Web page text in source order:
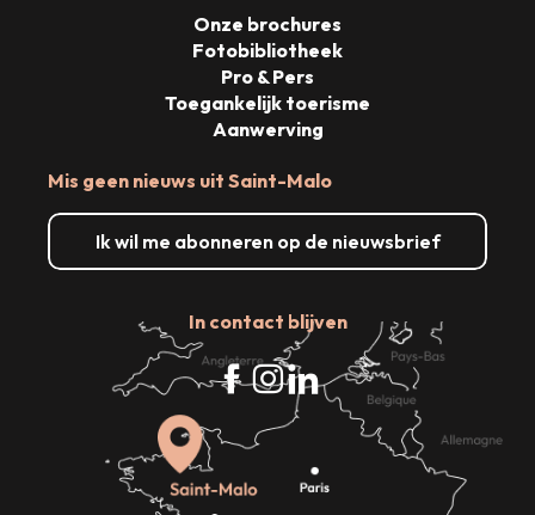
Mis geen nieuws uit Saint-Malo
Ik wil me abonneren op de nieuwsbrief
In contact blijven
Onze brochures
Fotobibliotheek
Pro & Pers
Toegankelijk toerisme
Aanwerving